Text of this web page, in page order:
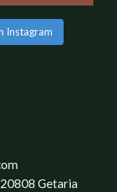
Instagram
Getaria